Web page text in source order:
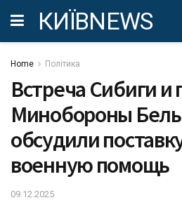
КИЇВNEWS
Home Політика
Встреча Сибиги и
Минобороны
обсудили
военную помощь
09.12.2025